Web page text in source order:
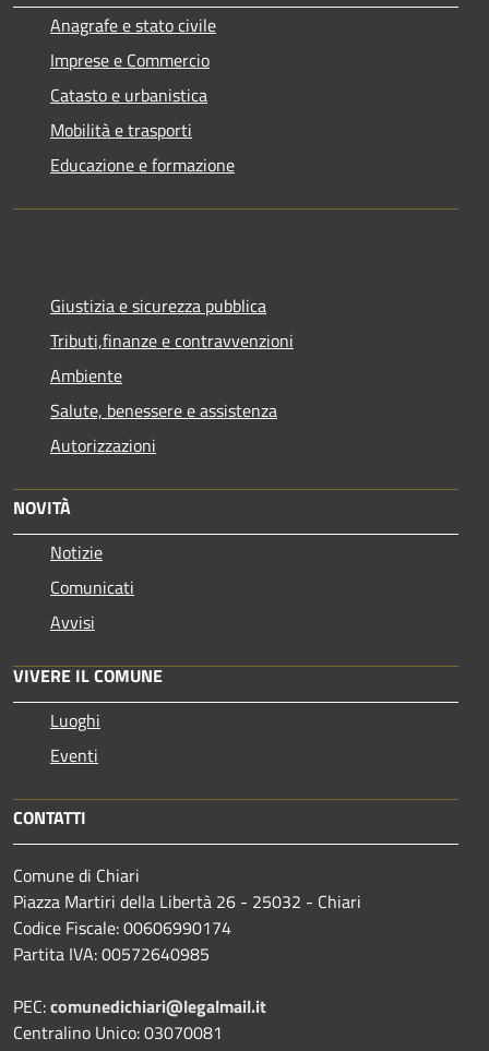
Anagrafe e stato civile
Imprese e Commercio
Catasto e urbanistica
Mobilità e trasporti
Educazione e formazione
Giustizia e sicurezza pubblica
Tributi,finanze e contravvenzioni
Ambiente
Salute, benessere e assistenza
Autorizzazioni
NOVITÀ
Notizie
Comunicati
Avvisi
VIVERE IL COMUNE
Luoghi
Eventi
CONTATTI
Comune di Chiari
Piazza Martiri della Libertà 26 - 25032 - Chiari
Codice Fiscale: 00606990174
Partita IVA: 00572640985
PEC:comunedichiari@legalmail.it
Centralino Unico: 03070081